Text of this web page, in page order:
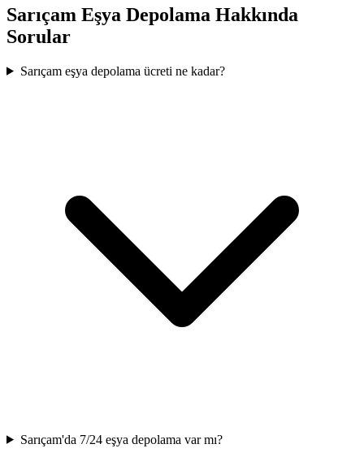
Sarıçam Eşya Depolama Hakkında
Sorular
Sarıçam eşya depolama ücreti ne kadar?
Sarıçam'da 7/24 eşya depolama var mı?